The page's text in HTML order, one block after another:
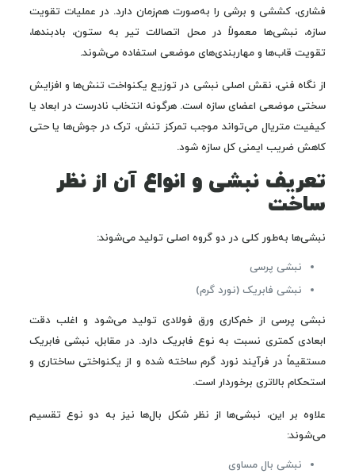
فشاری، کششی و برشی را به‌صورت هم‌زمان دارد. در عملیات تقویت
سازه، نبشی‌ها معمولاً در محل اتصالات تیر به ستون، بادبندها،
تقویت قاب‌ها و مهاربندی‌های موضعی استفاده می‌شوند.
از نگاه فنی، نقش اصلی نبشی در توزیع یکنواخت تنش‌ها و افزایش
سختی موضعی اعضای سازه است. هرگونه انتخاب نادرست در ابعاد یا
کیفیت متریال می‌تواند موجب تمرکز تنش، ترک در جوش‌ها یا حتی
کاهش ضریب ایمنی کل سازه شود.
تعریف نبشی و انواع آن از نظر
ساخت
نبشی‌ها به‌طور کلی در دو گروه اصلی تولید می‌شوند:
نبشی پرسی
نبشی فابریک (نورد گرم)
نبشی پرسی از خم‌کاری ورق فولادی تولید می‌شود و اغلب دقت
ابعادی کمتری نسبت به نوع فابریک دارد. در مقابل، نبشی فابریک
مستقیماً در فرآیند نورد گرم ساخته شده و از یکنواختی ساختاری و
استحکام بالاتری برخوردار است.
علاوه بر این، نبشی‌ها از نظر شکل بال‌ها نیز به دو نوع تقسیم
می‌شوند:
نبشی بال مساوی